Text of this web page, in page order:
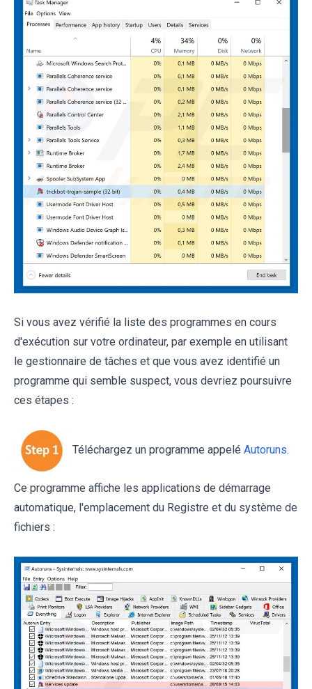
Si vous avez vérifié la liste des programmes en cours
d'exécution sur votre ordinateur, par exemple en utilisant
le gestionnaire de tâches et que vous avez identifié un
programme qui semble suspect, vous devriez poursuivre
ces étapes :
Téléchargez un programme appelé Autoruns.
Ce programme affiche les applications de démarrage
automatique, l'emplacement du Registre et du système de
fichiers :